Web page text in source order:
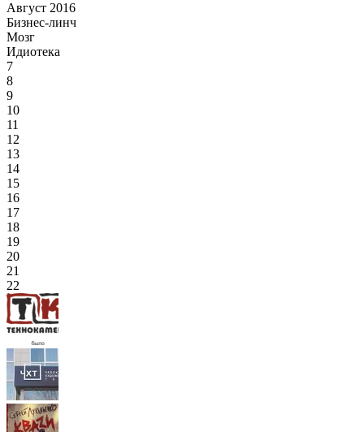
Август 2016
Бизнес-линч
Мозг
Идиотека
7
8
9
10
11
12
13
14
15
16
17
18
19
20
21
22